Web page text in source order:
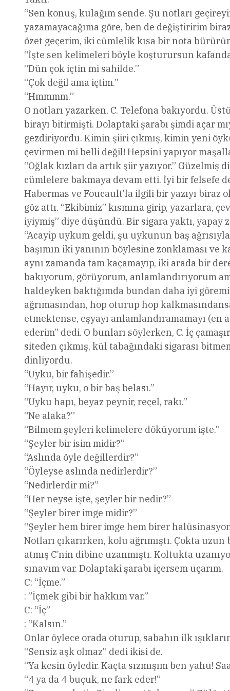
“Sen konuş, kulağım sende. Şu notları
yazamayacağıma göre, ben de değiştiririm
özet geçerim, iki cümlelik kısa bir nota
“İşte sen kelimeleri böyle koşturursun
“Dün çok içtin mi sahilde.”
“Çok değil ama içtim.”
“Hmmmm.”
O notları yazarken, C. Telefona bakıyordu.
birayı bitirmişti. Dolaptaki şarabı şimdi açar
gezdiriyordu. Kimin şiiri çıkmış, kimin yeni
çevirmen mi belli değil! Hepsini yapıyor
“Oğlak kızları da artık şiir yazıyor.”
cümlelere bakmaya devam etti. İyi bir felsefe
Habermas ve Foucault’la ilgili bir yazıyı
göz attı. “Ekibimiz” kısmına girip, yazarlara,
iyiymiş” diye düşündü. Bir sigara yaktı,
“Acayip uykum geldi, şu uykunun baş
başımın iki yanının böylesine zonklaması
aynı zamanda tam kaçamayıp, iki arada bir
bakıyorum, görüyorum, anlamlandırıyorum
haldeyken baktığımda bundan daha iyi
ağrımasından, hop oturup hop
etmektense, eşyayı anlamlandıramamayı
ederim” dedi. O bunları söylerken, C. İç
siteden çıkmış, kül tabağındaki sigarası
dinliyordu.
“Uyku, bir fahişedir.”
“Hayır, uyku, o bir baş belası.”
“Uyku hapı, beyaz peynir, reçel, rakı.”
“Ne alaka?”
“Bilmem şeyleri kelimelere döküyorum işte.”
“Şeyler bir isim midir?”
“Aslında öyle değillerdir?”
“Öyleyse aslında nedirlerdir?”
“Nedirlerdir mi?”
“Her neyse işte, şeyler bir nedir?”
“Şeyler birer imge midir?”
“Şeyler hem birer imge hem birer
Notları çıkarırken, kolu ağrımıştı. Çokta uzun
atmış C’nin dibine uzanmıştı. Koltukta
sınavım var. Dolaptaki şarabı içersem uçarım.
C: “İçme.”
: ”İçmek gibi bir hakkım var.”
C: “İç”
: “Kalsın.”
Onlar öylece orada oturup, sabahın ilk
“Sensiz aşk olmaz” dedi ikisi de.
“Ya kesin öyledir. Kaçta sızmışım ben yahu!
“4 ya da 4 buçuk, ne fark eder!”